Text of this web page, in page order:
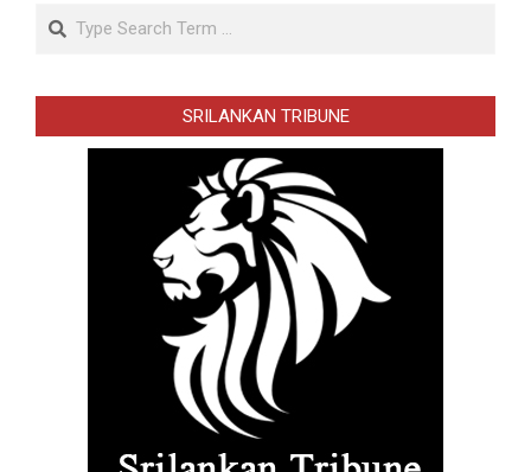
Search
SRILANKAN TRIBUNE